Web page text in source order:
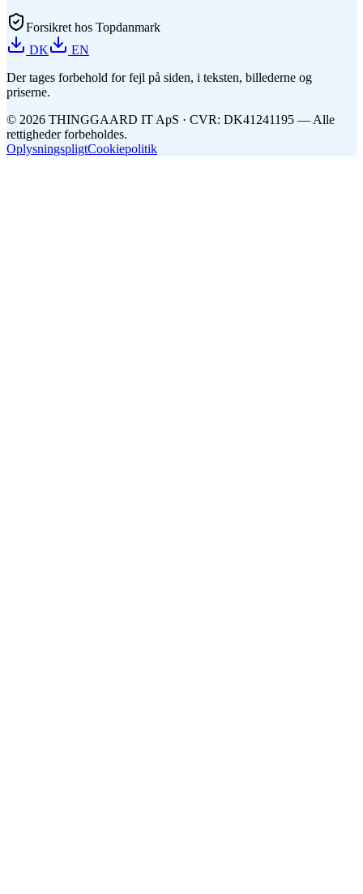
Forsikret hos Topdanmark
DK
EN
Der tages forbehold for fejl på siden, i teksten, billederne og
priserne.
© 2026 THINGGAARD IT ApS · CVR: DK41241195 — Alle
rettigheder forbeholdes.
OplysningspligtCookiepolitik